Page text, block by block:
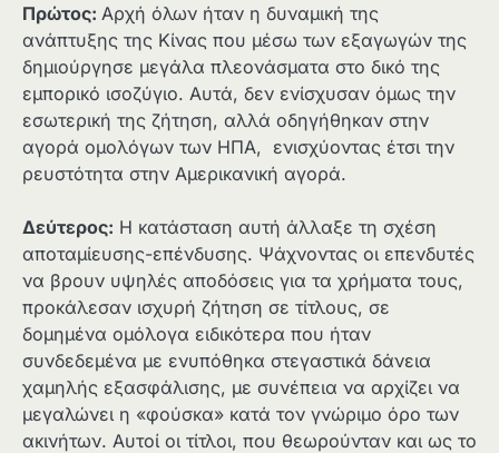
Πρώτος: Αρχή όλων ήταν η δυναμική της
ανάπτυξης της Κίνας που μέσω των εξαγωγών της
δημιούργησε μεγάλα πλεονάσματα στο δικό της
εμπορικό ισοζύγιο. Αυτά, δεν ενίσχυσαν όμως την
εσωτερική της ζήτηση, αλλά οδηγήθηκαν στην
αγορά ομολόγων των ΗΠΑ, ενισχύοντας έτσι την
ρευστότητα στην Αμερικανική αγορά.
Δεύτερος: Η κατάσταση αυτή άλλαξε τη σχέση
αποταμίευσης-επένδυσης. Ψάχνοντας οι επενδυτές
να βρουν υψηλές αποδόσεις για τα χρήματα τους,
προκάλεσαν ισχυρή ζήτηση σε τίτλους, σε
δομημένα ομόλογα ειδικότερα που ήταν
συνδεδεμένα με ενυπόθηκα στεγαστικά δάνεια
χαμηλής εξασφάλισης, με συνέπεια να αρχίζει να
μεγαλώνει η «φούσκα» κατά τον γνώριμο όρο των
ακινήτων. Αυτοί οι τίτλοι, που θεωρούνταν και ως το